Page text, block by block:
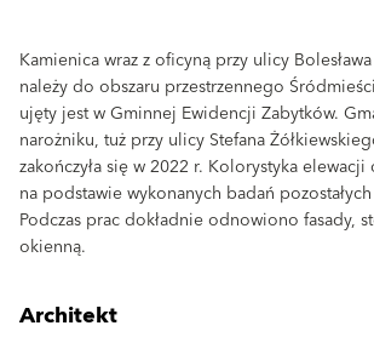
Kamienica wraz z oficyną przy ulicy
należy do obszaru przestrzennego
ujęty jest w Gminnej Ewidencji Zabytków.
narożniku, tuż przy ulicy Stefana
zakończyła się w 2022 r. Kolorystyka elewacji
na podstawie wykonanych badań
Podczas prac dokładnie odnowiono fasady,
okienną.
Architekt